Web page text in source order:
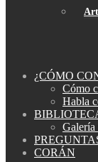
¿CÓMO
Cómo
Habla
Galería
CORÁN